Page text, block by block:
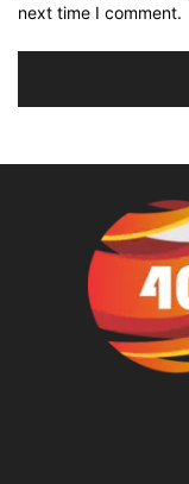
next time I comment.